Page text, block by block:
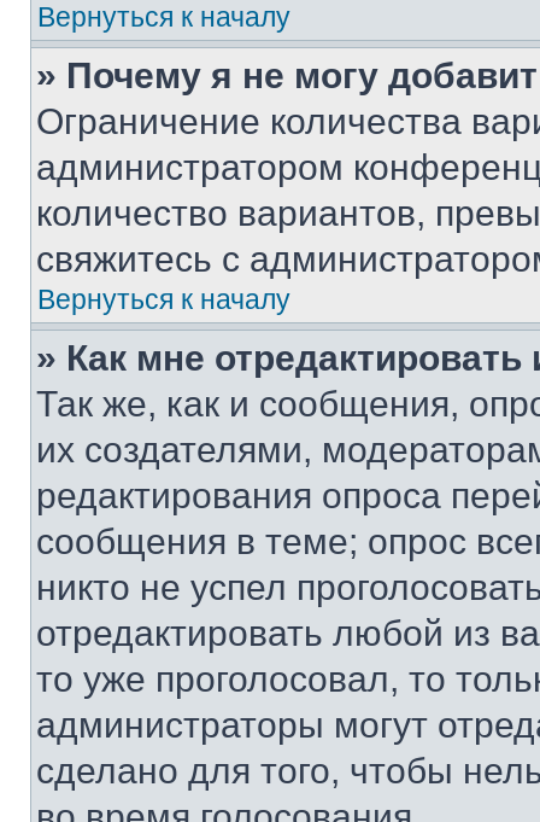
Вернуться к началу
» Почему я не могу
Ограничение количества
администратором
количество вариантов,
свяжитесь с
Вернуться к началу
» Как мне
Так же, как и сообщения,
их создателями,
редактирования опроса
сообщения в теме; опрос
никто не успел
отредактировать любой из
то уже проголосовал, то
администраторы могут
сделано для того, чтобы